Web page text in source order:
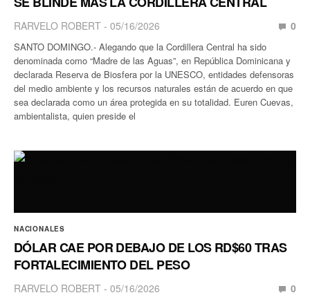
RARVELO ROBERT 05/16/2026 0
SANTO DOMINGO.- Alegando que la Cordillera Central ha sido
denominada como “Madre de las Aguas”, en República Dominicana y
declarada Reserva de Biosfera por la UNESCO, entidades defensoras
del medio ambiente y los recursos naturales están de acuerdo en que
sea declarada como un área protegida en su totalidad. Euren Cuevas,
ambientalista, quien preside el
NACIONALES
DÓLAR CAE POR DEBAJO DE LOS RD$60 TRAS
FORTALECIMIENTO DEL PESO
RARVELO ROBERT 05/16/2026 0